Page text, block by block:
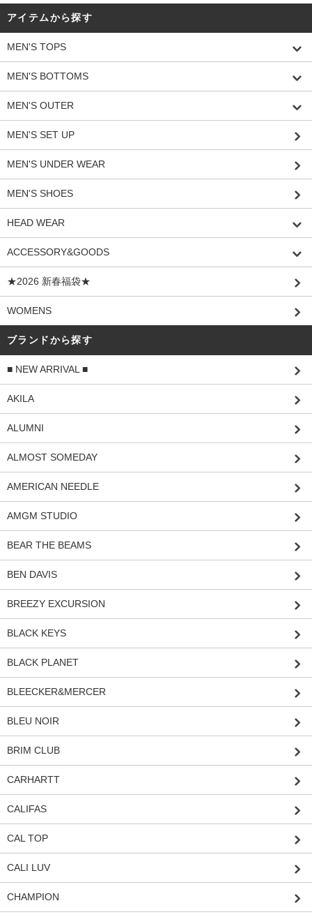
アイテムから探す
MEN'S TOPS
MEN'S BOTTOMS
MEN'S OUTER
MEN'S SET UP
MEN'S UNDER WEAR
MEN'S SHOES
HEAD WEAR
ACCESSORY&GOODS
★2026 新春福袋★
WOMENS
ブランドから探す
■ NEW ARRIVAL ■
AKILA
ALUMNI
ALMOST SOMEDAY
AMERICAN NEEDLE
AMGM STUDIO
BEAR THE BEAMS
BEN DAVIS
BREEZY EXCURSION
BLACK KEYS
BLACK PLANET
BLEECKER&MERCER
BLEU NOIR
BRIM CLUB
CARHARTT
CALIFAS
CAL TOP
CALI LUV
CHAMPION